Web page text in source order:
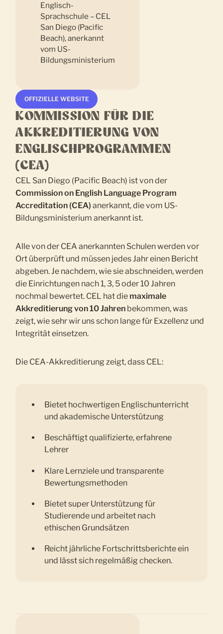
OFFIZIELLE WEBSITE
KOMMISSION FÜR DIE
AKKREDITIERUNG VON
ENGLISCHPROGRAMMEN
(CEA)
CEL San Diego (Pacific Beach) ist von der
Commission on English Language Program
Accreditation (CEA) anerkannt, die vom US-
Bildungsministerium anerkannt ist.
Alle von der CEA anerkannten Schulen werden vor
Ort überprüft und müssen jedes Jahr einen Bericht
abgeben. Je nachdem, wie sie abschneiden, werden
die Einrichtungen nach 1, 3, 5 oder 10 Jahren
nochmal bewertet. CEL hat die maximale
Akkreditierung von 10 Jahren bekommen, was
zeigt, wie sehr wir uns schon lange für Exzellenz und
Integrität einsetzen.
Die CEA-Akkreditierung zeigt, dass CEL:
Bietet hochwertigen Englischunterricht
und akademische Unterstützung
Beschäftigt qualifizierte, erfahrene
Lehrer
Klare Lernziele und transparente
Bewertungsmethoden
Bietet super Unterstützung für
Studierende und arbeitet nach
ethischen Grundsätzen
Reicht jährliche Fortschrittsberichte ein
und lässt sich regelmäßig checken.